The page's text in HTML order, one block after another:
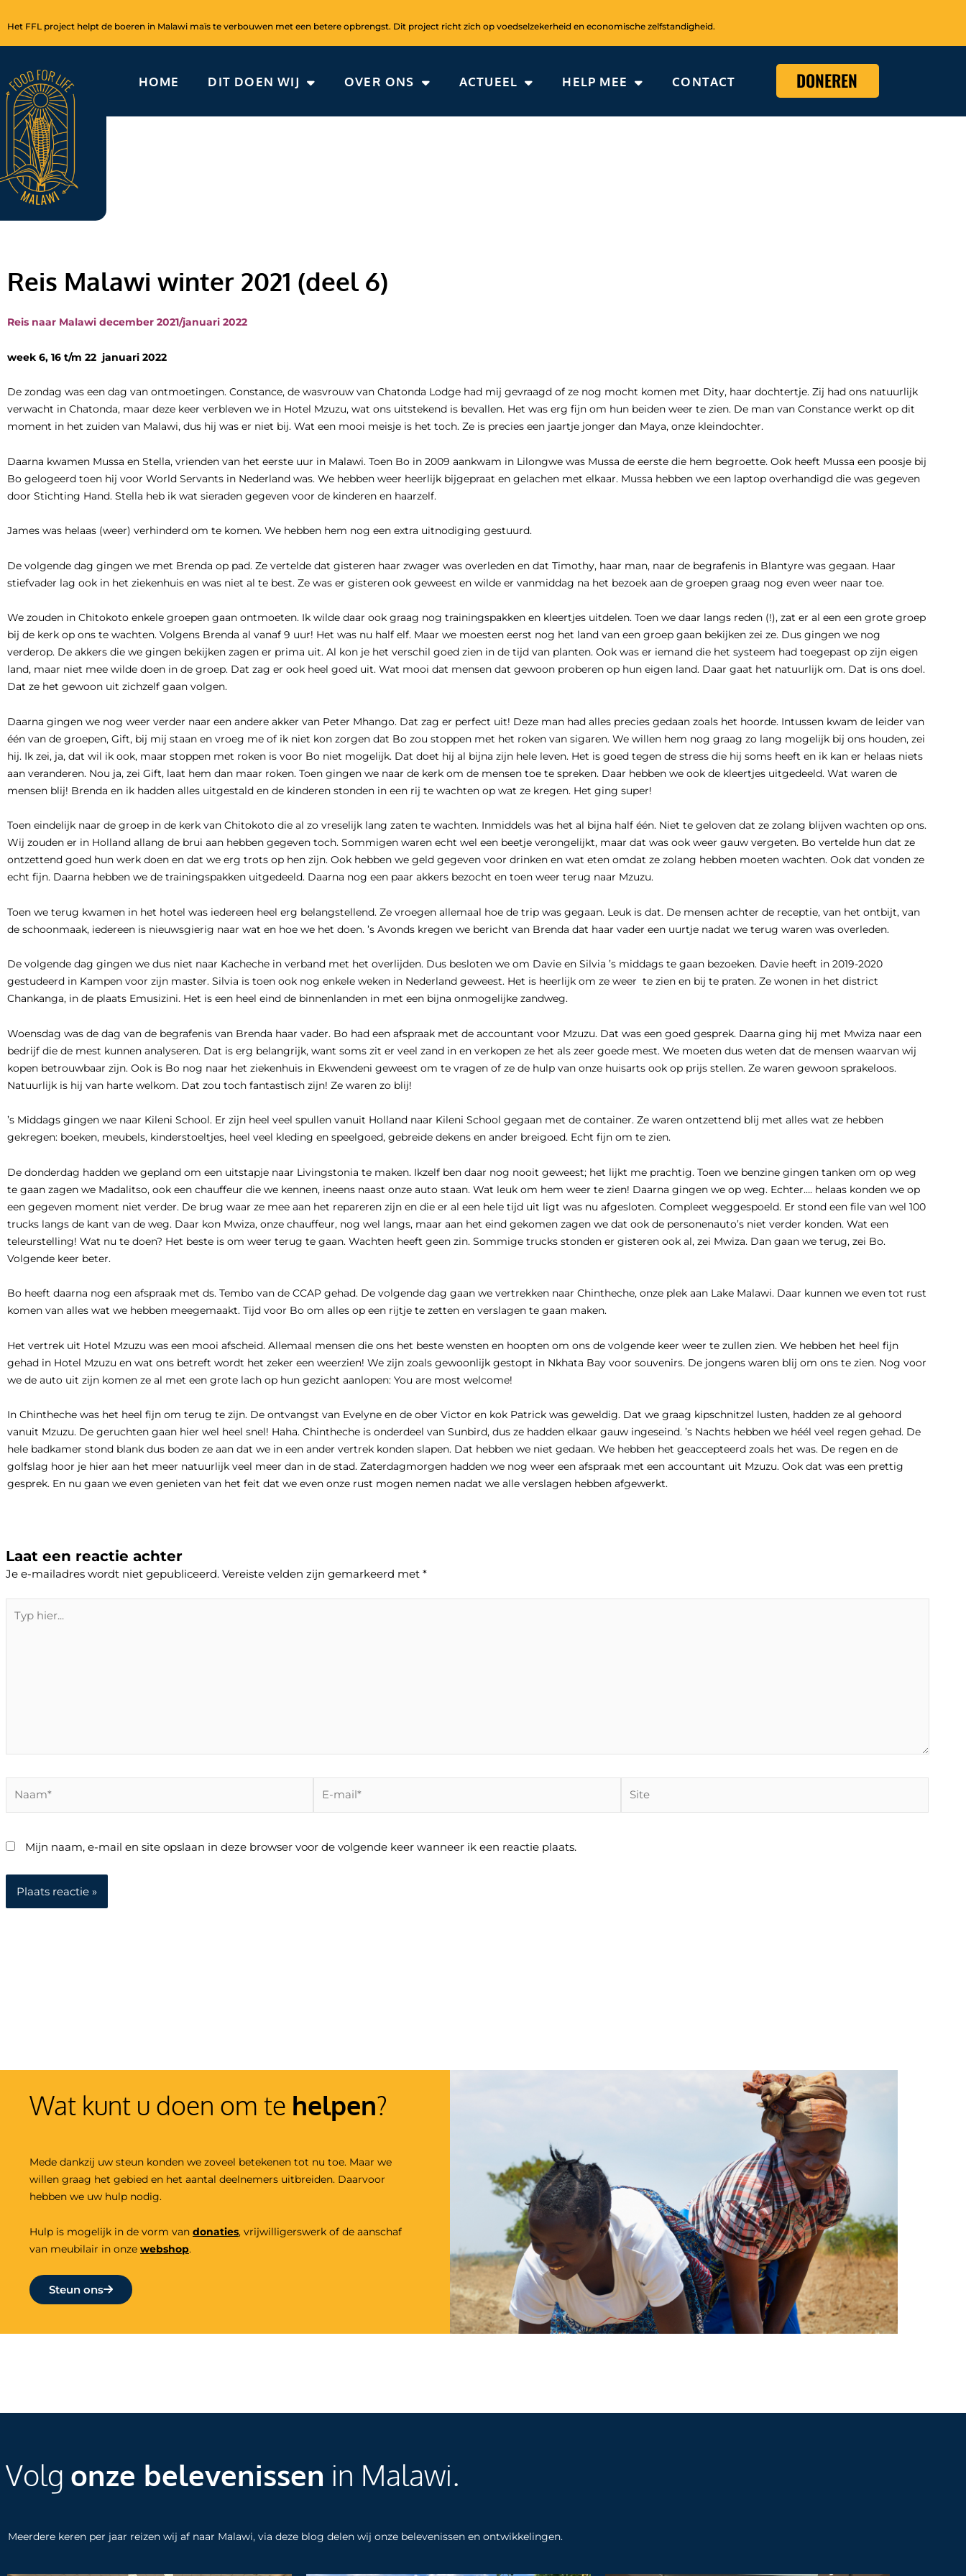
naar
Het FFL project helpt de boeren in Malawi maïs te verbouwen met een betere opbrengst. Dit project richt zich op voedselzekerheid en economische zelfstandigheid.
HOME DIT DOEN WIJ OVER ONS ACTUEEL HELP MEE CONTACT DONEREN
Reis Malawi winter 2021 (deel 6)
Reis naar Malawi december 2021/januari 2022
week 6, 16 t/m 22 januari 2022
De zondag was een dag van ontmoetingen. Constance, de wasvrouw van Chatonda Lodge had mij gevraagd of ze nog mocht komen met Dity, haar dochtertje. Zij had ons natuurlijk
verwacht in Chatonda, maar deze keer verbleven we in Hotel Mzuzu, wat ons uitstekend is bevallen. Het was erg fijn om hun beiden weer te zien. De man van Constance werkt op dit
moment in het zuiden van Malawi, dus hij was er niet bij. Wat een mooi meisje is het toch. Ze is precies een jaartje jonger dan Maya, onze kleindochter.
Daarna kwamen Mussa en Stella, vrienden van het eerste uur in Malawi. Toen Bo in 2009 aankwam in Lilongwe was Mussa de eerste die hem begroette. Ook heeft Mussa een poosje bij
Bo gelogeerd toen hij voor World Servants in Nederland was. We hebben weer heerlijk bijgepraat en gelachen met elkaar. Mussa hebben we een laptop overhandigd die was gegeven
door Stichting Hand. Stella heb ik wat sieraden gegeven voor de kinderen en haarzelf.
James was helaas (weer) verhinderd om te komen. We hebben hem nog een extra uitnodiging gestuurd.
De volgende dag gingen we met Brenda op pad. Ze vertelde dat gisteren haar zwager was overleden en dat Timothy, haar man, naar de begrafenis in Blantyre was gegaan. Haar
stiefvader lag ook in het ziekenhuis en was niet al te best. Ze was er gisteren ook geweest en wilde er vanmiddag na het bezoek aan de groepen graag nog even weer naar toe.
We zouden in Chitokoto enkele groepen gaan ontmoeten. Ik wilde daar ook graag nog trainingspakken en kleertjes uitdelen. Toen we daar langs reden (!), zat er al een een grote groep
bij de kerk op ons te wachten. Volgens Brenda al vanaf 9 uur! Het was nu half elf. Maar we moesten eerst nog het land van een groep gaan bekijken zei ze. Dus gingen we nog
verderop. De akkers die we gingen bekijken zagen er prima uit. Al kon je het verschil goed zien in de tijd van planten. Ook was er iemand die het systeem had toegepast op zijn eigen
land, maar niet mee wilde doen in de groep. Dat zag er ook heel goed uit. Wat mooi dat mensen dat gewoon proberen op hun eigen land. Daar gaat het natuurlijk om. Dat is ons doel.
Dat ze het gewoon uit zichzelf gaan volgen.
Daarna gingen we nog weer verder naar een andere akker van Peter Mhango. Dat zag er perfect uit! Deze man had alles precies gedaan zoals het hoorde. Intussen kwam de leider van
één van de groepen, Gift, bij mij staan en vroeg me of ik niet kon zorgen dat Bo zou stoppen met het roken van sigaren. We willen hem nog graag zo lang mogelijk bij ons houden, zei
hij. Ik zei, ja, dat wil ik ook, maar stoppen met roken is voor Bo niet mogelijk. Dat doet hij al bijna zijn hele leven. Het is goed tegen de stress die hij soms heeft en ik kan er helaas niets
aan veranderen. Nou ja, zei Gift, laat hem dan maar roken. Toen gingen we naar de kerk om de mensen toe te spreken. Daar hebben we ook de kleertjes uitgedeeld. Wat waren de
mensen blij! Brenda en ik hadden alles uitgestald en de kinderen stonden in een rij te wachten op wat ze kregen. Het ging super!
Toen eindelijk naar de groep in de kerk van Chitokoto die al zo vreselijk lang zaten te wachten. Inmiddels was het al bijna half één. Niet te geloven dat ze zolang blijven wachten op ons.
Wij zouden er in Holland allang de brui aan hebben gegeven toch. Sommigen waren echt wel een beetje verongelijkt, maar dat was ook weer gauw vergeten. Bo vertelde hun dat ze
ontzettend goed hun werk doen en dat we erg trots op hen zijn. Ook hebben we geld gegeven voor drinken en wat eten omdat ze zolang hebben moeten wachten. Ook dat vonden ze
echt fijn. Daarna hebben we de trainingspakken uitgedeeld. Daarna nog een paar akkers bezocht en toen weer terug naar Mzuzu.
Toen we terug kwamen in het hotel was iedereen heel erg belangstellend. Ze vroegen allemaal hoe de trip was gegaan. Leuk is dat. De mensen achter de receptie, van het ontbijt, van
de schoonmaak, iedereen is nieuwsgierig naar wat en hoe we het doen. ’s Avonds kregen we bericht van Brenda dat haar vader een uurtje nadat we terug waren was overleden.
De volgende dag gingen we dus niet naar Kacheche in verband met het overlijden. Dus besloten we om Davie en Silvia ’s middags te gaan bezoeken. Davie heeft in 2019-2020
gestudeerd in Kampen voor zijn master. Silvia is toen ook nog enkele weken in Nederland geweest. Het is heerlijk om ze weer te zien en bij te praten. Ze wonen in het district
Chankanga, in de plaats Emusizini. Het is een heel eind de binnenlanden in met een bijna onmogelijke zandweg.
Woensdag was de dag van de begrafenis van Brenda haar vader. Bo had een afspraak met de accountant voor Mzuzu. Dat was een goed gesprek. Daarna ging hij met Mwiza naar een
bedrijf die de mest kunnen analyseren. Dat is erg belangrijk, want soms zit er veel zand in en verkopen ze het als zeer goede mest. We moeten dus weten dat de mensen waarvan wij
kopen betrouwbaar zijn. Ook is Bo nog naar het ziekenhuis in Ekwendeni geweest om te vragen of ze de hulp van onze huisarts ook op prijs stellen. Ze waren gewoon sprakeloos.
Natuurlijk is hij van harte welkom. Dat zou toch fantastisch zijn! Ze waren zo blij!
’s Middags gingen we naar Kileni School. Er zijn heel veel spullen vanuit Holland naar Kileni School gegaan met de container. Ze waren ontzettend blij met alles wat ze hebben
gekregen: boeken, meubels, kinderstoeltjes, heel veel kleding en speelgoed, gebreide dekens en ander breigoed. Echt fijn om te zien.
De donderdag hadden we gepland om een uitstapje naar Livingstonia te maken. Ikzelf ben daar nog nooit geweest; het lijkt me prachtig. Toen we benzine gingen tanken om op weg
te gaan zagen we Madalitso, ook een chauffeur die we kennen, ineens naast onze auto staan. Wat leuk om hem weer te zien! Daarna gingen we op weg. Echter…. helaas konden we op
een gegeven moment niet verder. De brug waar ze mee aan het repareren zijn en die er al een hele tijd uit ligt was nu afgesloten. Compleet weggespoeld. Er stond een file van wel 100
trucks langs de kant van de weg. Daar kon Mwiza, onze chauffeur, nog wel langs, maar aan het eind gekomen zagen we dat ook de personenauto’s niet verder konden. Wat een
teleurstelling! Wat nu te doen? Het beste is om weer terug te gaan. Wachten heeft geen zin. Sommige trucks stonden er gisteren ook al, zei Mwiza. Dan gaan we terug, zei Bo.
Volgende keer beter.
Bo heeft daarna nog een afspraak met ds. Tembo van de CCAP gehad. De volgende dag gaan we vertrekken naar Chintheche, onze plek aan Lake Malawi. Daar kunnen we even tot rust
komen van alles wat we hebben meegemaakt. Tijd voor Bo om alles op een rijtje te zetten en verslagen te gaan maken.
Het vertrek uit Hotel Mzuzu was een mooi afscheid. Allemaal mensen die ons het beste wensten en hoopten om ons de volgende keer weer te zullen zien. We hebben het heel fijn
gehad in Hotel Mzuzu en wat ons betreft wordt het zeker een weerzien! We zijn zoals gewoonlijk gestopt in Nkhata Bay voor souvenirs. De jongens waren blij om ons te zien. Nog voor
we de auto uit zijn komen ze al met een grote lach op hun gezicht aanlopen: You are most welcome!
In Chintheche was het heel fijn om terug te zijn. De ontvangst van Evelyne en de ober Victor en kok Patrick was geweldig. Dat we graag kipschnitzel lusten, hadden ze al gehoord
vanuit Mzuzu. De geruchten gaan hier wel heel snel! Haha. Chintheche is onderdeel van Sunbird, dus ze hadden elkaar gauw ingeseind. ’s Nachts hebben we héél veel regen gehad. De
hele badkamer stond blank dus boden ze aan dat we in een ander vertrek konden slapen. Dat hebben we niet gedaan. We hebben het geaccepteerd zoals het was. De regen en de
golfslag hoor je hier aan het meer natuurlijk veel meer dan in de stad. Zaterdagmorgen hadden we nog weer een afspraak met een accountant uit Mzuzu. Ook dat was een prettig
gesprek. En nu gaan we even genieten van het feit dat we even onze rust mogen nemen nadat we alle verslagen hebben afgewerkt.
Laat een reactie achter
Je e-mailadres wordt niet gepubliceerd. Vereiste velden zijn gemarkeerd met *
hier...
mail*
Mijn naam, e-mail en site opslaan in deze browser voor de volgende keer wanneer ik een reactie plaats.
Wat kunt u doen om te helpen?
Mede dankzij uw steun konden we zoveel betekenen tot nu toe. Maar we
willen graag het gebied en het aantal deelnemers uitbreiden. Daarvoor
hebben we uw hulp nodig.
Hulp is mogelijk in de vorm van donaties, vrijwilligerswerk of de aanschaf
van meubilair in onze webshop.
Steun ons
Volg onze belevenissen in Malawi.
Meerdere keren per jaar reizen wij af naar Malawi, via deze blog delen wij onze belevenissen en ontwikkelingen.